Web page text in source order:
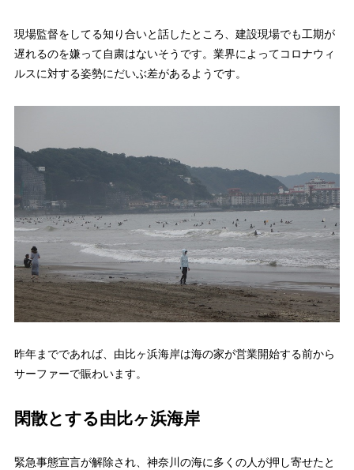
現場監督をしてる知り合いと話したところ、建設現場でも工期が
遅れるのを嫌って自粛はないそうです。業界によってコロナウィ
ルスに対する姿勢にだいぶ差があるようです。
昨年までであれば、由比ヶ浜海岸は海の家が営業開始する前から
サーファーで賑わいます。
閑散とする由比ヶ浜海岸
緊急事態宣言が解除され、神奈川の海に多くの人が押し寄せたと